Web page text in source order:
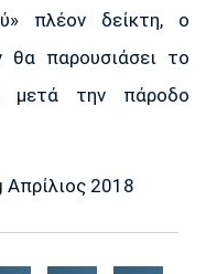
πλέον δείκτη, ο
θα παρουσιάσει το
μετά την πάροδο
2018